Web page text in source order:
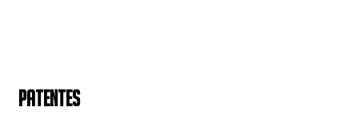
Patentes